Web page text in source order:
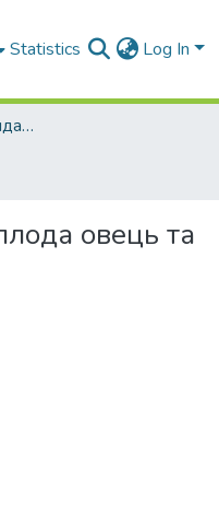
Statistics Log In
Періодичні наукові видання ДДАЕУ
овець та